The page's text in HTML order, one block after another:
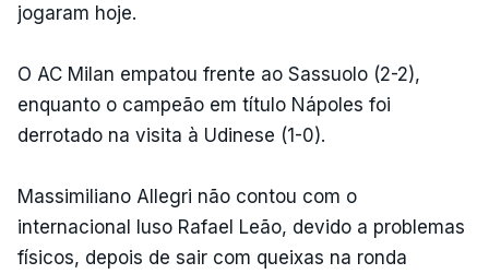
jogaram hoje.
O AC Milan empatou frente ao Sassuolo (2-2),
enquanto o campeão em título Nápoles foi
derrotado na visita à Udinese (1-0).
Massimiliano Allegri não contou com o
internacional luso Rafael Leão, devido a problemas
físicos, depois de sair com queixas na ronda